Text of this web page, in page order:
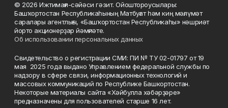
© 2026 Ижтимағи-сәйәси гәзит. Ойоштороусылары:
Башҡортостан Республикаһының Матбуғат һәм киң мәғлүмәт
саралары агентлығы, «Башҡортостан Республикаһы» нәшриәт
йорто акционерҙар йәмғиәте.
Об использовании персональных данных
Свидетельство о регистрации СМИ: ПИ № ТУ 02-01797 от 19
мая 2025 года выдано Управлением федеральной службы по
надзору в сфере связи, информационных технологий и
массовых коммуникаций по Республике Башкортостан.
Некоторые материалы сайта «Хәйбулла хәбәрҙәре»
предназначены для пользователей старше 16 лет.